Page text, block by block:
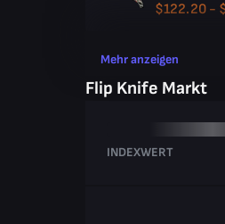
$122.20 -
Mehr anzeigen
Flip Knife Markt
INDEXWERT